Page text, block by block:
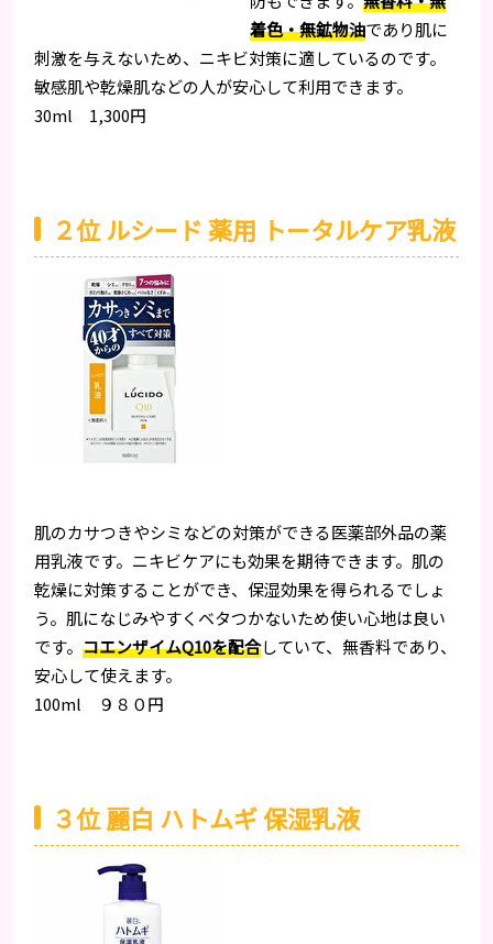
着色・無鉱物油であり肌に
刺激を与えないため、ニキビ対策に適しているのです。
敏感肌や乾燥肌などの人が安心して利用できます。
30ml 1,300円
２位 ルシード 薬用 トータルケア乳液
肌のカサつきやシミなどの対策ができる医薬部外品の薬
用乳液です。ニキビケアにも効果を期待できます。肌の
乾燥に対策することができ、保湿効果を得られるでしょ
う。肌になじみやすくベタつかないため使い心地は良い
です。コエンザイムQ10を配合していて、無香料であり、
安心して使えます。
100ml ９８０円
３位 麗白 ハトムギ 保湿乳液